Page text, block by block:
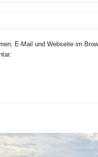
E-Mail und Webseite im